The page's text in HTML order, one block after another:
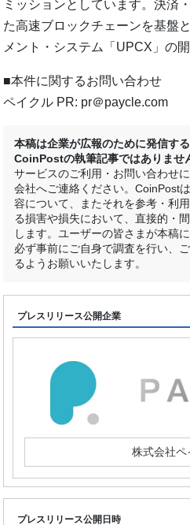
ミッションとしています。決済
た高速ブロックチェーンを基盤
メント・システム「UPCX」の
■本件に関するお問い合わせ
ペイクル PR: pr＠paycle.com
本稿は企業が広報のために発信す
CoinPostの執筆記事ではありませ
サービスのご利用・お問い合わせ
会社へご連絡ください。CoinPost
容について、またそれを参考・利
る損害や損失において、直接的・
します。ユーザーの皆さまが本稿
必ず事前にご自身で調査を行い、
るようお願いいたします。
プレスリリース公開企業
株式会社ペ
プレスリリース公開日時